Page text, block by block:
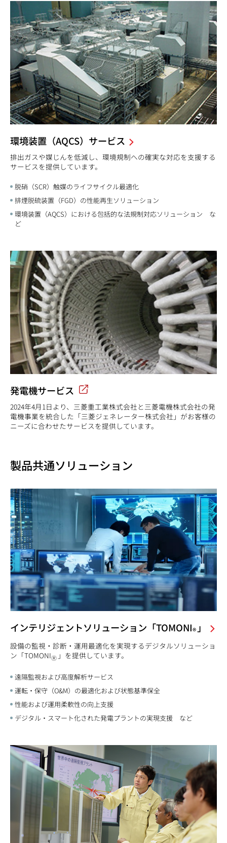
環境装置（AQCS）サービス
排出ガスや媒じんを低減し、環境規制への確実な対応を支援する
サービスを提供しています。
脱硝（SCR）触媒のライフサイクル最適化
排煙脱硫装置（FGD）の性能再生ソリューション
環境装置（AQCS）における包括的な法規制対応ソリューション な
ど
発電機サービス
2024年4月1日より、三菱重工業株式会社と三菱電機株式会社の発
電機事業を統合した「三菱ジェネレーター株式会社」がお客様の
ニーズに合わせたサービスを提供しています。
製品共通ソリューション
インテリジェントソリューション「TOMONI® 」
設備の監視・診断・運用最適化を実現するデジタルソリューショ
ン「TOMONIⓇ 」を提供しています。
遠隔監視および高度解析サービス
運転・保守（O&M）の最適化および状態基準保全
性能および運用柔軟性の向上支援
デジタル・スマート化された発電プラントの実現支援 など